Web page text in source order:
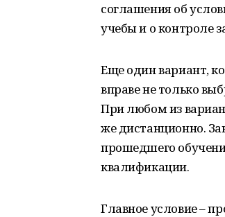
соглашения об
учебы и о контроле
Еще один вариант,
вправе не только
При любом из
же дистанционно.
прошедшего
квалификации.
Главное условие –